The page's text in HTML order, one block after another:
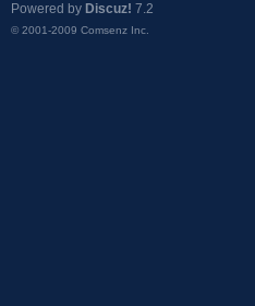
Powered by Discuz! 7.2
© 2001-2009 Comsenz Inc.